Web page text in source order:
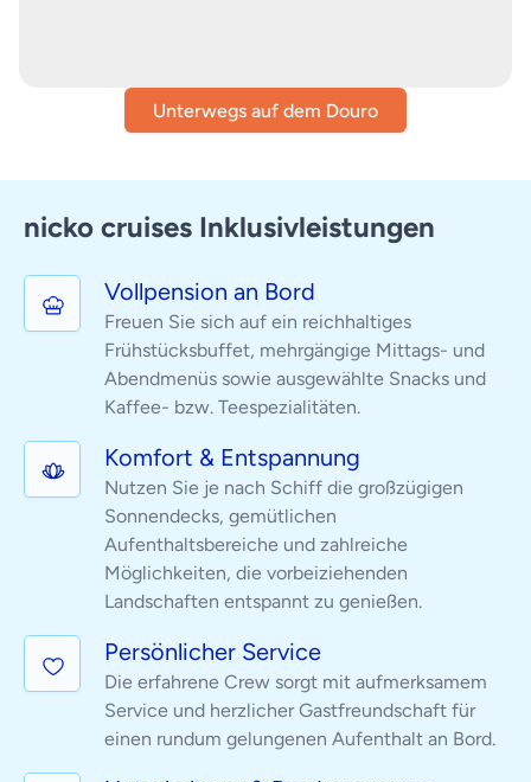
Unterwegs auf dem Douro
nicko cruises Inklusivleistungen
Vollpension an Bord
Freuen Sie sich auf ein reichhaltiges
Frühstücksbuffet, mehrgängige Mittags- und
Abendmenüs sowie ausgewählte Snacks und
Kaffee- bzw. Teespezialitäten.
Komfort & Entspannung
Nutzen Sie je nach Schiff die großzügigen
Sonnendecks, gemütlichen
Aufenthaltsbereiche und zahlreiche
Möglichkeiten, die vorbeiziehenden
Landschaften entspannt zu genießen.
Persönlicher Service
Die erfahrene Crew sorgt mit aufmerksamem
Service und herzlicher Gastfreundschaft für
einen rundum gelungenen Aufenthalt an Bord.